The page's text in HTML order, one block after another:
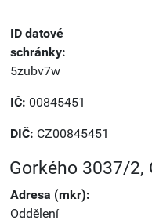
ID datové
schránky:
5zubv7w
IČ: 00845451
DIČ: CZ00845451
Gorkého 3037/2,
Adresa (mkr):
Oddělení